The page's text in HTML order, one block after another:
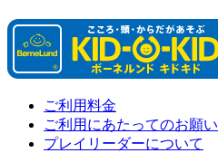
ご利用料金
ご利用にあたってのお願い
プレイリーダーについて